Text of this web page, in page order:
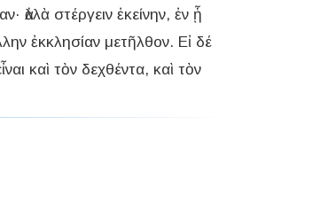
ἀλλὰ στέργειν ἐκείνην, ἐν ᾗ
ἐκκλησίαν μετῆλθον. Εἰ δέ
καὶ τὸν δεχθέντα, καὶ τὸν